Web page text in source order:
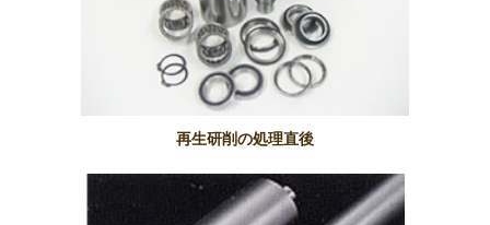
再生研削の処理直後